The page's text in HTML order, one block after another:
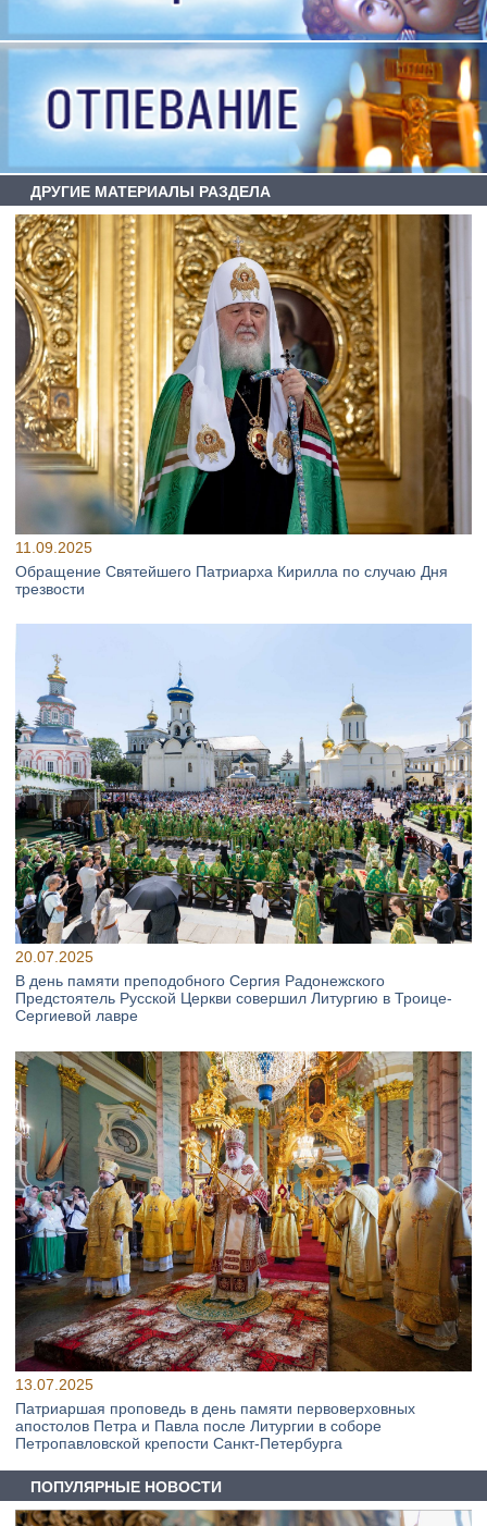
ДРУГИЕ МАТЕРИАЛЫ РАЗДЕЛА
11.09.2025
Обращение Святейшего Патриарха Кирилла по случаю Дня
трезвости
20.07.2025
В день памяти преподобного Сергия Радонежского
Предстоятель Русской Церкви совершил Литургию в Троице-
Сергиевой лавре
13.07.2025
Патриаршая проповедь в день памяти первоверховных
апостолов Петра и Павла после Литургии в соборе
Петропавловской крепости Санкт-Петербурга
ПОПУЛЯРНЫЕ НОВОСТИ